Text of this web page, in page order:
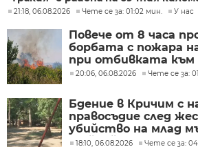
21:18, 06.08.2026 Чете се за: 01:02 мин. У нас
Повече от 8 часа
борбата с пожара
при отбивката към
20:06, 06.08.2026 Чете се за:
Бдение в Кричим с
правосъдие след
убийство на млад
тийнейджъри
18:10, 06.08.2026 Чете се за: